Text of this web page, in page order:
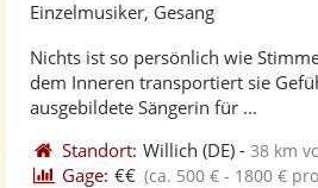
Einzelmusiker, Gesang
Nichts ist so persönlich wie
dem Inneren transportiert sie
ausgebildete Sängerin für ...
Standort: Willich (DE) -38 km
Gage: €€ (ca. 500 € - 1800 €